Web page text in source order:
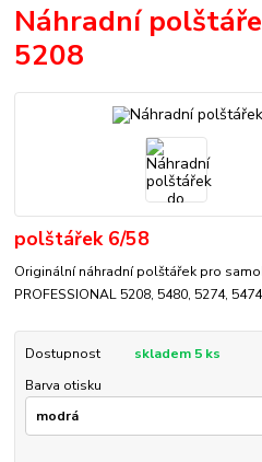
Náhradní
5208
polštářek 6/58
Originální náhradní polštářek pro
PROFESSIONAL 5208, 5480, 5274,
Dostupnost
skladem 5 ks
Barva otisku